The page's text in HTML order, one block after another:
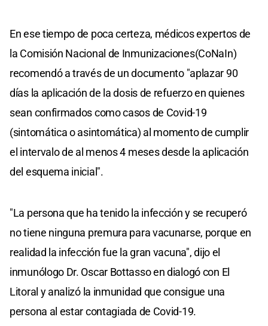
En ese tiempo de poca certeza, médicos expertos de
la Comisión Nacional de Inmunizaciones(CoNaIn)
recomendó a través de un documento "aplazar 90
días la aplicación de la dosis de refuerzo en quienes
sean confirmados como casos de Covid-19
(sintomática o asintomática) al momento de cumplir
el intervalo de al menos 4 meses desde la aplicación
del esquema inicial".
"La persona que ha tenido la infección y se recuperó
no tiene ninguna premura para vacunarse, porque en
realidad la infección fue la gran vacuna", dijo el
inmunólogo Dr. Oscar Bottasso en dialogó con El
Litoral y analizó la inmunidad que consigue una
persona al estar contagiada de Covid-19.